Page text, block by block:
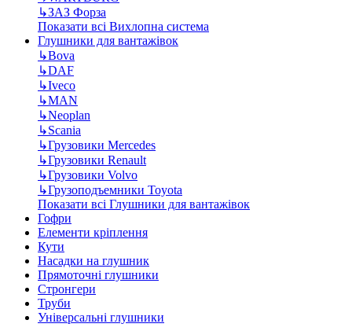
↳ЗАЗ Форза
Показати всі Вихлопна система
Глушники для вантажівок
↳Bova
↳DAF
↳Iveco
↳MAN
↳Neoplan
↳Scania
↳Грузовики Mercedes
↳Грузовики Renault
↳Грузовики Volvo
↳Грузоподъемники Toyota
Показати всі Глушники для вантажівок
Гофри
Елементи кріплення
Кути
Насадки на глушник
Прямоточні глушники
Стронгери
Труби
Універсальні глушники